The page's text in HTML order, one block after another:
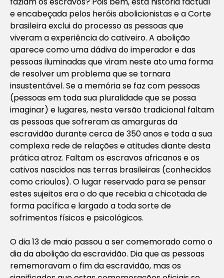
e encabeçada pelos heróis abolicionistas e a Corte
brasileira exclui do processo as pessoas que
viveram a experiência do cativeiro. A abolição
aparece como uma dádiva do imperador e das
pessoas iluminadas que viram neste ato uma forma
de resolver um problema que se tornara
insustentável. Se a memória se faz com pessoas
(pessoas em toda sua pluralidade que se possa
imaginar) e lugares, nesta versão tradicional faltam
as pessoas que sofreram as amarguras da
escravidão durante cerca de 350 anos e toda a sua
complexa rede de relações e atitudes diante desta
prática atroz. Faltam os escravos africanos e os
cativos nascidos nas terras brasileiras (conhecidos
como crioulos). O lugar reservado para se pensar
estes sujeitos era o do que recebia a chicotada de
forma pacífica e largado a toda sorte de
sofrimentos físicos e psicológicos.
O dia 13 de maio passou a ser comemorado como o
dia da abolição da escravidão. Dia que as pessoas
rememoravam o fim da escravidão, mas os